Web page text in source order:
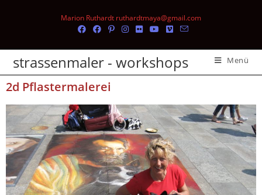
Marion Ruthardt ruthardtmaya@gmail.com
strassenmaler - workshops Menü
2d Pflastermalerei